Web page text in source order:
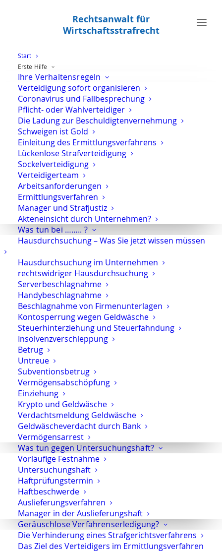
Rechtsanwalt für
Wirtschaftsstrafrecht
Start
Erste Hilfe
Ihre Verhaltensregeln
Verteidigung sofort organisieren
Coronavirus und Fallbesprechung
Pflicht- oder Wahlverteidiger
Die Ladung zur Beschuldigtenvernehmung
Schweigen ist Gold
Einleitung des Ermittlungsverfahrens
Lückenlose Strafverteidigung
Sockelverteidigung
Verteidigerteam
Arbeitsanforderungen
Ermittlungsverfahren
Manager und Strafjustiz
Akteneinsicht durch Unternehmen?
Was tun bei …….. ?
Hausdurchsuchung – Was Sie jetzt wissen müssen
Hausdurchsuchung im Unternehmen
rechtswidriger Hausdurchsuchung
Serverbeschlagnahme
Handybeschlagnahme
Beschlagnahme von Firmenunterlagen
Kontosperrung wegen Geldwäsche
Steuerhinterziehung und Steuerfahndung
Insolvenzverschleppung
Betrug
Untreue
Subventionsbetrug
Vermögensabschöpfung
Einziehung
Krypto und Geldwäsche
Verdachtsmeldung Geldwäsche
Geldwäscheverdacht durch Bank
Vermögensarrest
Was tun gegen Untersuchungshaft?
Vorläufige Festnahme
Untersuchungshaft
Haftprüfungstermin
Haftbeschwerde
Auslieferungsverfahren
Manager in der Auslieferungshaft
Geräuschlose Verfahrenserledigung?
Die Verhinderung eines Strafgerichtsverfahrens
Das Ziel des Verteidigers im Ermittlungsverfahren
Ausbleiben von der
Hauptverhandlung
Wenn Angeklagte nicht zur
Hauptverhandlung erscheinen
Wenn Angeklagte nicht zu der vom Strafgericht
anberaumtenHauptverhandlungkommen, kann das
unterschiedliche Gründe haben.
Keine Zustellung der Ladung zur möglich
Die Ladung zumTermin für die Hauptverhandlung
konnte vom Gerichtnicht zugestellt
der Angeklagte keine Kenntnis vom
Hauptverhandlungstermin erhalten hat. In diesem
Fall hat das Gericht den Angeklagten neu zu laden.
Auch kann es erforderlich sein, zuvor eine
ladungsfähige Anschrift zu ermitteln.
Entschuldigtes Ausbleiben des Angeklagten
von der Hauptverhandlung
Wenn dem Gericht konrete Gründe mitgeteilt werden,
warum der Angeklagte nicht zur Hauptverhandlung
kommen könne, darf die Hauptverhandlung nicht
stattfinden. Das gilt jedenfalls dann, wenn es sich um